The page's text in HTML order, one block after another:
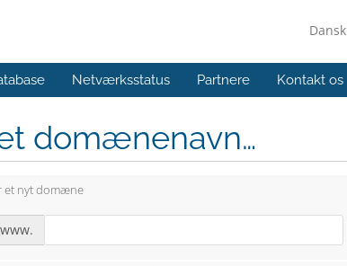
Dansk
Netværksstatus Partnere Kontakt os
domænenavn…
et nyt domæne
www.